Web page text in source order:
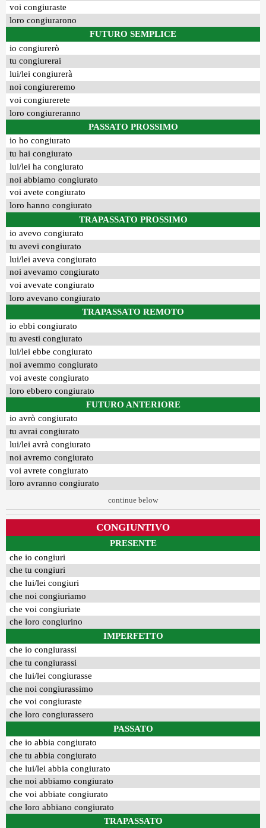
voi congiuraste
loro congiurarono
FUTURO SEMPLICE
io congiurerò
tu congiurerai
lui/lei congiurerà
noi congiureremo
voi congiurerete
loro congiureranno
PASSATO PROSSIMO
io ho congiurato
tu hai congiurato
lui/lei ha congiurato
noi abbiamo congiurato
voi avete congiurato
loro hanno congiurato
TRAPASSATO PROSSIMO
io avevo congiurato
tu avevi congiurato
lui/lei aveva congiurato
noi avevamo congiurato
voi avevate congiurato
loro avevano congiurato
TRAPASSATO REMOTO
io ebbi congiurato
tu avesti congiurato
lui/lei ebbe congiurato
noi avemmo congiurato
voi aveste congiurato
loro ebbero congiurato
FUTURO ANTERIORE
io avrò congiurato
tu avrai congiurato
lui/lei avrà congiurato
noi avremo congiurato
voi avrete congiurato
loro avranno congiurato
continue below
CONGIUNTIVO
PRESENTE
che io congiuri
che tu congiuri
che lui/lei congiuri
che noi congiuriamo
che voi congiuriate
che loro congiurino
IMPERFETTO
che io congiurassi
che tu congiurassi
che lui/lei congiurasse
che noi congiurassimo
che voi congiuraste
che loro congiurassero
PASSATO
che io abbia congiurato
che tu abbia congiurato
che lui/lei abbia congiurato
che noi abbiamo congiurato
che voi abbiate congiurato
che loro abbiano congiurato
TRAPASSATO